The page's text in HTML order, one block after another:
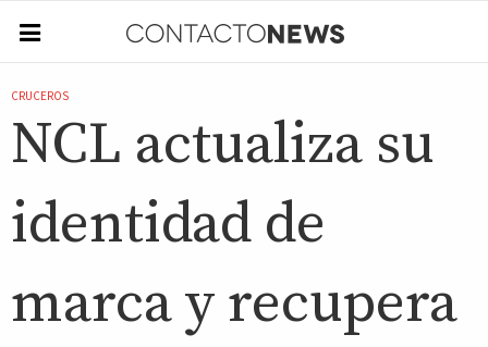
CRUCEROS
NCL actualiza su
identidad de
marca y recupera